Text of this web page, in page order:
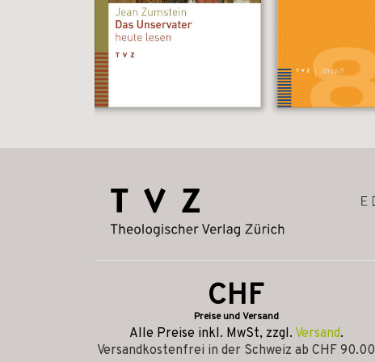
CHF
Preise und Versand
Alle Preise inkl. MwSt, zzgl. Versand.
Versandkostenfrei in der Schweiz ab CHF 90.00